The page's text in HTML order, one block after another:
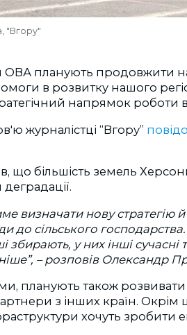
"Вгору"
ОВА планують продовжити
в розвитку нашого
напрямок роботи
журналістці “Вгору”
що більшість земель
визначати нову стратегію
до сільського
збирають, у них інші
– розповів Олександр
планують також розвивати
з інших країн. Окрім
хочуть